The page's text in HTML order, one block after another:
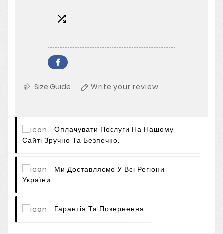

Size Guide Write your review
Оплачувати Послуги На Нашому
Сайті Зручно Та Безпечно.
Ми Доставляємо У Всі Регіони
України
Гарантія Та Повернення.